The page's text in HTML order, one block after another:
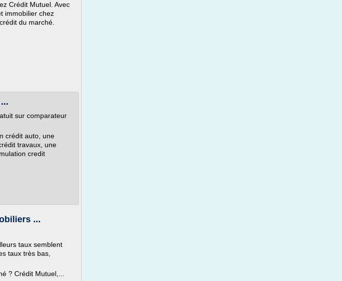
Crédit Mutuel. Avec
immobilier chez
du marché.
sur comparateur
crédit auto, une
travaux, une
credit
...
taux semblent
taux très bas,
? Crédit Mutuel,...